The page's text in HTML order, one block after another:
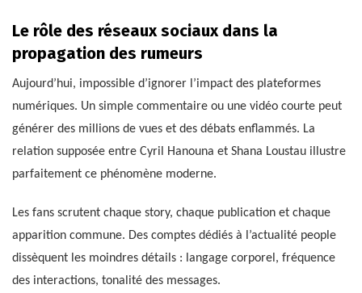
Le rôle des réseaux sociaux dans la
propagation des rumeurs
Aujourd’hui, impossible d’ignorer l’impact des plateformes
numériques. Un simple commentaire ou une vidéo courte peut
générer des millions de vues et des débats enflammés. La
relation supposée entre Cyril Hanouna et Shana Loustau illustre
parfaitement ce phénomène moderne.
Les fans scrutent chaque story, chaque publication et chaque
apparition commune. Des comptes dédiés à l’actualité people
dissèquent les moindres détails : langage corporel, fréquence
des interactions, tonalité des messages.